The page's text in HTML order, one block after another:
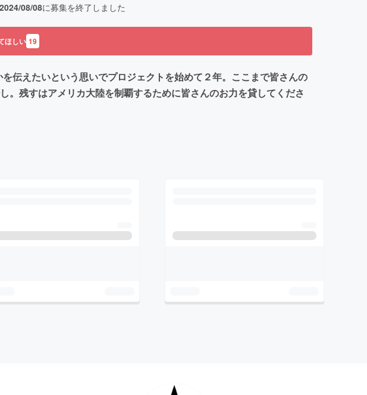
2024/08/08に募集を終了しました
ほしい 19
伝えたいという思いでプロジェクトを始めて２年。ここまで皆さんの
残すはアメリカ大陸を制覇するために皆さんのお力を貸してくださ